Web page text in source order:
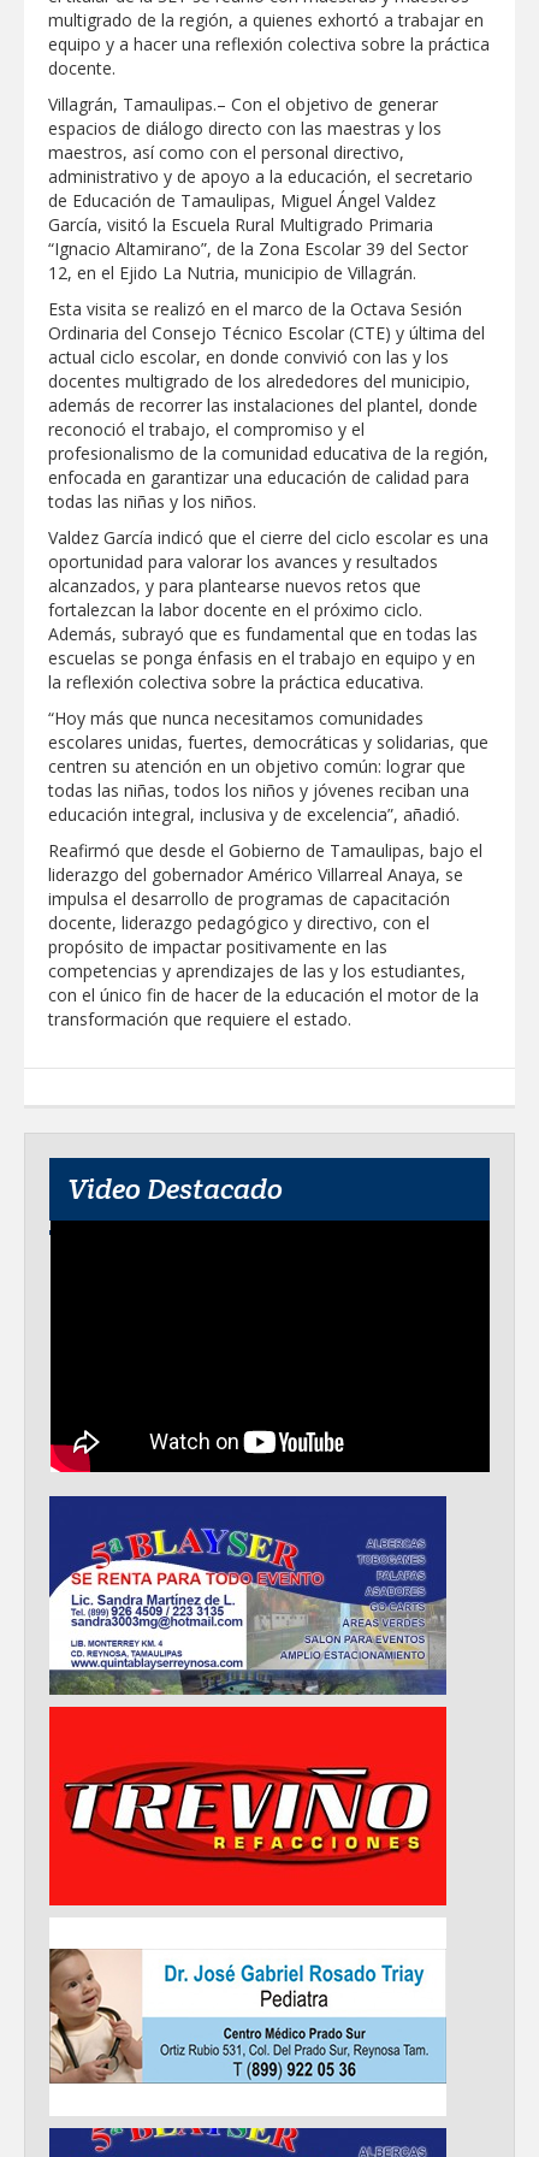
Respalda la SET acuerdos de la
CONAEDU sobre redes sociales y
escuelas militarizadas
MODERNIZACIÓN EN AVENIDA
REFORMA; GOBIERNO MUNICIPAL
MANTIENE EL RITMO DE LAS OBRAS
PRIORITARIAS
Atendió Protección Civil de Reynosa
reportes ante lluvias
IMPULSA GESTIÓN AMBIENTAL
JORNADA DE MEJORA URBANA EN
HACIENDA SAN AGUSTÍN
Asegura alcalde de Reynosa buen
funcionamiento de Presa El Águila
GOBIERNO MUNICIPAL Y ESTATAL
CELEBRARÁN FERIA DEL EMPLEO EL
PRÓXIMO 18 DE AGOSTO
Logra STPS la generación de empleo
con más de 6 mil 900 colocaciones en
Tamaulipas
PROFECO y CANACO: Feria de Regreso a
Clases 2026
Lleva gobierno de Reynosa programa
"Acción y Conciencia" a colonia
Integración Familiar
multigrado de la región, a quienes exhortó a trabajar en
equipo y a hacer una reflexión colectiva sobre la práctica
docente.
Villagrán, Tamaulipas.– Con el objetivo de generar
espacios de diálogo directo con las maestras y los
maestros, así como con el personal directivo,
administrativo y de apoyo a la educación, el secretario
de Educación de Tamaulipas, Miguel Ángel Valdez
García, visitó la Escuela Rural Multigrado Primaria
“Ignacio Altamirano”, de la Zona Escolar 39 del Sector
12, en el Ejido La Nutria, municipio de Villagrán.
Esta visita se realizó en el marco de la Octava Sesión
Ordinaria del Consejo Técnico Escolar (CTE) y última del
actual ciclo escolar, en donde convivió con las y los
docentes multigrado de los alrededores del municipio,
además de recorrer las instalaciones del plantel, donde
reconoció el trabajo, el compromiso y el
profesionalismo de la comunidad educativa de la región,
enfocada en garantizar una educación de calidad para
todas las niñas y los niños.
Valdez García indicó que el cierre del ciclo escolar es una
oportunidad para valorar los avances y resultados
alcanzados, y para plantearse nuevos retos que
fortalezcan la labor docente en el próximo ciclo.
Además, subrayó que es fundamental que en todas las
escuelas se ponga énfasis en el trabajo en equipo y en
la reflexión colectiva sobre la práctica educativa.
“Hoy más que nunca necesitamos comunidades
escolares unidas, fuertes, democráticas y solidarias, que
centren su atención en un objetivo común: lograr que
todas las niñas, todos los niños y jóvenes reciban una
educación integral, inclusiva y de excelencia”, añadió.
Reafirmó que desde el Gobierno de Tamaulipas, bajo el
liderazgo del gobernador Américo Villarreal Anaya, se
impulsa el desarrollo de programas de capacitación
docente, liderazgo pedagógico y directivo, con el
propósito de impactar positivamente en las
competencias y aprendizajes de las y los estudiantes,
con el único fin de hacer de la educación el motor de la
transformación que requiere el estado.
Video Destacado